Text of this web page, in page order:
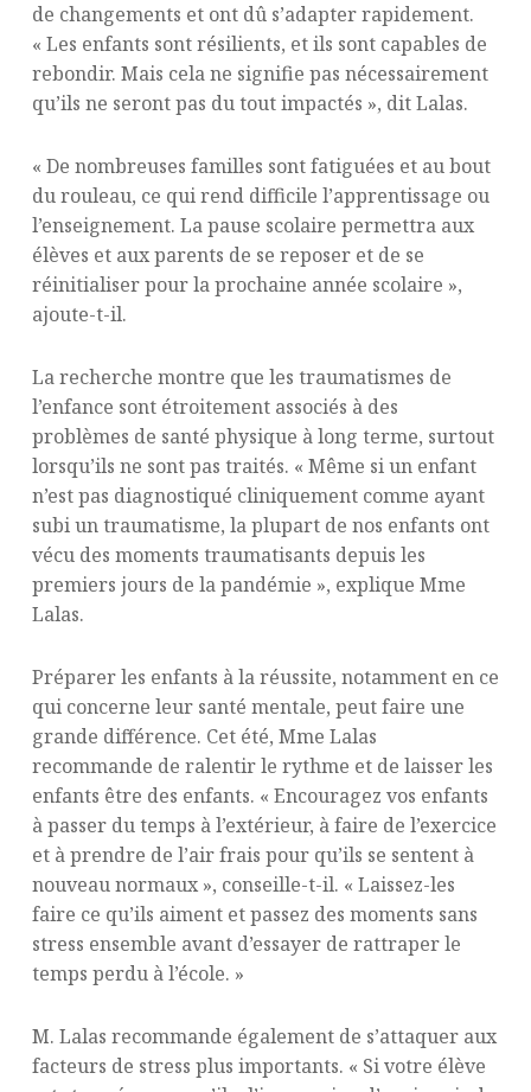
de changements et ont dû s’adapter rapidement.
« Les enfants sont résilients, et ils sont capables de
rebondir. Mais cela ne signifie pas nécessairement
qu’ils ne seront pas du tout impactés », dit Lalas.
« De nombreuses familles sont fatiguées et au bout
du rouleau, ce qui rend difficile l’apprentissage ou
l’enseignement. La pause scolaire permettra aux
élèves et aux parents de se reposer et de se
réinitialiser pour la prochaine année scolaire »,
ajoute-t-il.
La recherche montre que les traumatismes de
l’enfance sont étroitement associés à des
problèmes de santé physique à long terme, surtout
lorsqu’ils ne sont pas traités. « Même si un enfant
n’est pas diagnostiqué cliniquement comme ayant
subi un traumatisme, la plupart de nos enfants ont
vécu des moments traumatisants depuis les
premiers jours de la pandémie », explique Mme
Lalas.
Préparer les enfants à la réussite, notamment en ce
qui concerne leur santé mentale, peut faire une
grande différence. Cet été, Mme Lalas
recommande de ralentir le rythme et de laisser les
enfants être des enfants. « Encouragez vos enfants
à passer du temps à l’extérieur, à faire de l’exercice
et à prendre de l’air frais pour qu’ils se sentent à
nouveau normaux », conseille-t-il. « Laissez-les
faire ce qu’ils aiment et passez des moments sans
stress ensemble avant d’essayer de rattraper le
temps perdu à l’école. »
M. Lalas recommande également de s’attaquer aux
facteurs de stress plus importants. « Si votre élève